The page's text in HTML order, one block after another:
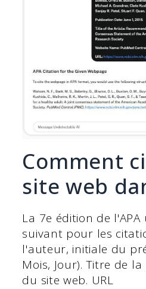
Comment
site web
La 7e édition de
suivant pour les
l'auteur, initiale du
Mois, Jour). Titre de
du site web. URL